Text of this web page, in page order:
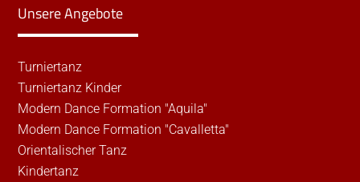
Unsere Angebote
Turniertanz
Turniertanz Kinder
Modern Dance Formation "Aquila"
Modern Dance Formation "Cavalletta"
Orientalischer Tanz
Kindertanz